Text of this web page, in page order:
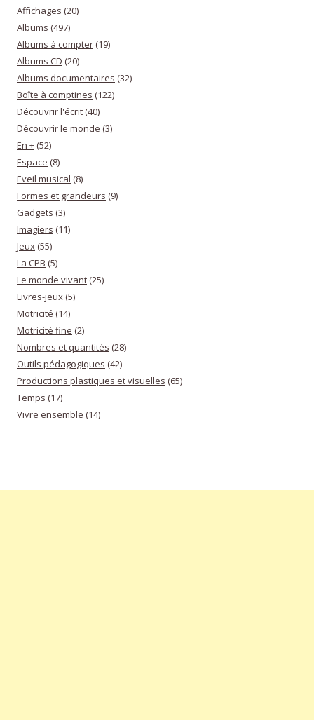
Affichages (20)
Albums (497)
Albums à compter (19)
Albums CD (20)
Albums documentaires (32)
Boîte à comptines (122)
Découvrir l'écrit (40)
Découvrir le monde (3)
En + (52)
Espace (8)
Eveil musical (8)
Formes et grandeurs (9)
Gadgets (3)
Imagiers (11)
Jeux (55)
La CPB (5)
Le monde vivant (25)
Livres-jeux (5)
Motricité (14)
Motricité fine (2)
Nombres et quantités (28)
Outils pédagogiques (42)
Productions plastiques et visuelles (65)
Temps (17)
Vivre ensemble (14)